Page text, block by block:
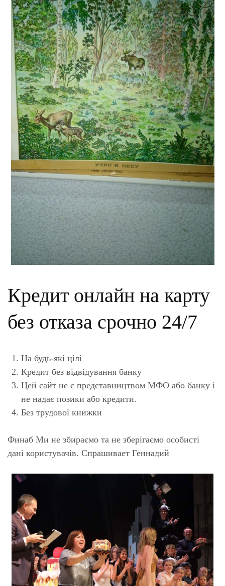
Кредит онлайн на карту
без отказа срочно 24/7
На будь-які цілі
Кредит без відвідування банку
Цей сайт не є представництвом МФО або банку і
не надає позики або кредити.
Без трудової книжки
Финаб Ми не збираємо та не зберігаємо особисті
дані користувачів. Спрашивает Геннадий